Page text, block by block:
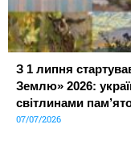
З 1 липня
Землю» 2026:
світлинами
07/07/2026